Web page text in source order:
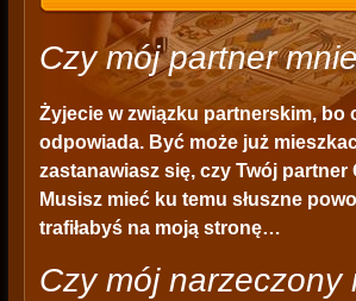
Czy mój partner
Żyjecie w związku partnerskim, bo
odpowiada. Być może już
zastanawiasz się, czy Twój partner
Musisz mieć ku temu słuszne
trafiłabyś na moją stronę…
Czy mój narzeczony